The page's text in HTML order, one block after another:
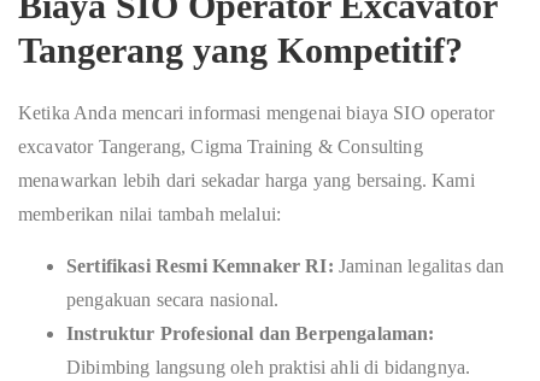
Tangerang yang Kompetitif?
Ketika Anda mencari informasi mengenai biaya SIO operator
excavator Tangerang, Cigma Training & Consulting
menawarkan lebih dari sekadar harga yang bersaing. Kami
memberikan nilai tambah melalui:
Sertifikasi Resmi Kemnaker RI: Jaminan legalitas dan
pengakuan secara nasional.
Instruktur Profesional dan Berpengalaman:
Dibimbing langsung oleh praktisi ahli di bidangnya.